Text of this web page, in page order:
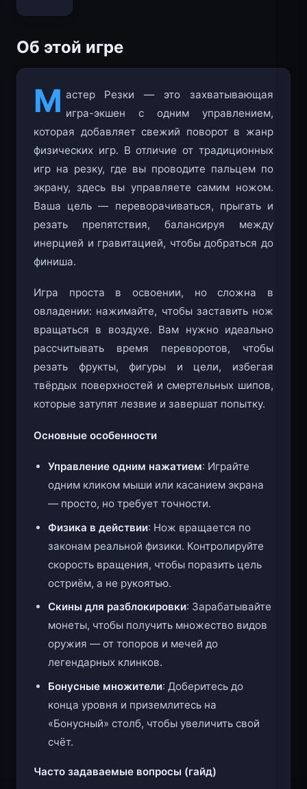
Об этой игре
М астер Резки — это захватывающая
игра-экшен с одним управлением,
которая добавляет свежий поворот в жанр
физических игр. В отличие от традиционных
игр на резку, где вы проводите пальцем по
экрану, здесь вы управляете самим ножом.
Ваша цель — переворачиваться, прыгать и
резать препятствия, балансируя между
инерцией и гравитацией, чтобы добраться до
финиша.
Игра проста в освоении, но сложна в
овладении: нажимайте, чтобы заставить нож
вращаться в воздухе. Вам нужно идеально
рассчитывать время переворотов, чтобы
резать фрукты, фигуры и цели, избегая
твёрдых поверхностей и смертельных шипов,
которые затупят лезвие и завершат попытку.
Основные особенности
Управление одним нажатием: Играйте
одним кликом мыши или касанием экрана
— просто, но требует точности.
Физика в действии: Нож вращается по
законам реальной физики. Контролируйте
скорость вращения, чтобы поразить цель
остриём, а не рукоятью.
Скины для разблокировки: Зарабатывайте
монеты, чтобы получить множество видов
оружия — от топоров и мечей до
легендарных клинков.
Бонусные множители: Доберитесь до
конца уровня и приземлитесь на
«Бонусный» столб, чтобы увеличить свой
счёт.
Часто задаваемые вопросы (гайд)